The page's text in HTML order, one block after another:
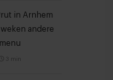
in Arnhem
andere
3 min